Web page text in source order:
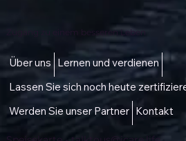
Zugang zu einem besseren Leben
Über uns Lernen und verdienen
Lassen Sie sich noch heute
Werden Sie unser Partner Kontakt